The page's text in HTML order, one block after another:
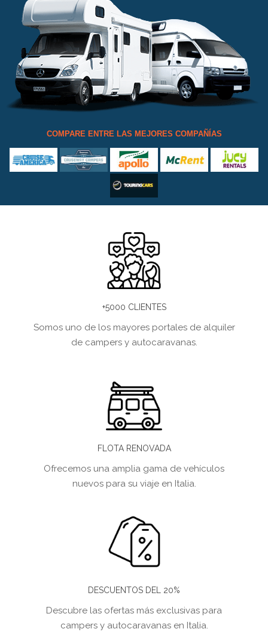
COMPARE ENTRE LAS MEJORES COMPAÑÍAS
+5000 CLIENTES
Somos uno de los mayores portales de alquiler
de campers y autocaravanas.
FLOTA RENOVADA
Ofrecemos una amplia gama de vehículos
nuevos para su viaje en Italia.
DESCUENTOS DEL 20%
Descubre las ofertas más exclusivas para
campers y autocaravanas en Italia.